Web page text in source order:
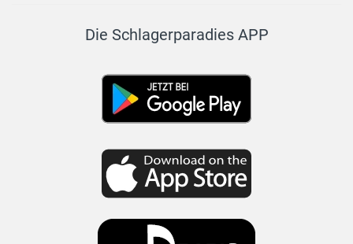
Die Schlagerparadies APP